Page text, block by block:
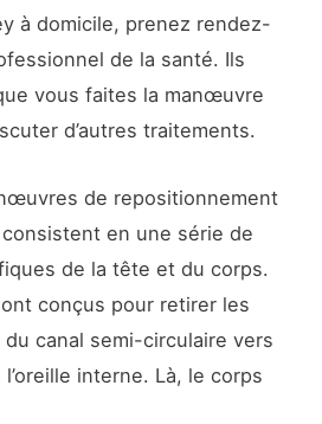
à domicile, prenez rendez-
de la santé. Ils
vous faites la manœuvre
d’autres traitements.
de repositionnement
en une série de
de la tête et du corps.
conçus pour retirer les
canal semi-circulaire vers
interne. Là, le corps